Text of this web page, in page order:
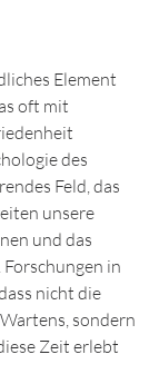
Element
oft mit
des
Feld, das
unsere
und das
in
nicht die
sondern
Zeit erlebt